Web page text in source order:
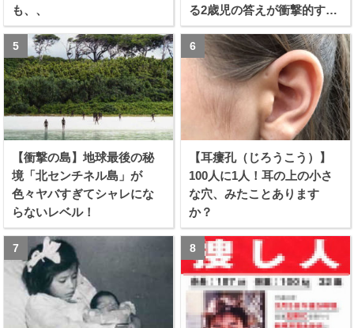
も、、
る2歳児の答えが衝撃的すぎ
る！！
【衝撃の島】地球最後の秘
境「北センチネル島」が
色々ヤバすぎてシャレにな
らないレベル！
【耳瘻孔（じろうこう）】
100人に1人！耳の上の小さ
な穴、みたことあります
か？